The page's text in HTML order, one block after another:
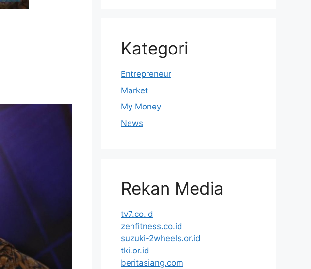
Kategori
Entrepreneur
Market
My Money
News
Rekan Media
tv7.co.id
zenfitness.co.id
suzuki-2wheels.or.id
tki.or.id
beritasiang.com